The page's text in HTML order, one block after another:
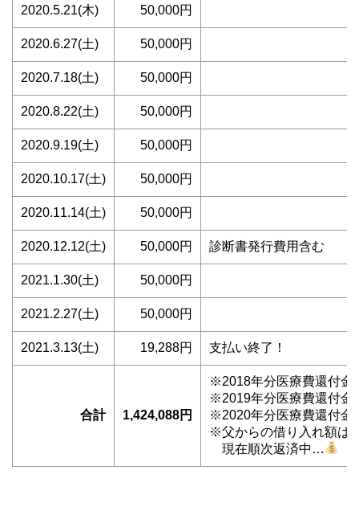
2020.5.21(木) 50,000円
2020.6.27(土) 50,000円
2020.7.18(土) 50,000円
2020.8.22(土) 50,000円
2020.9.19(土) 50,000円
2020.10.17(土) 50,000円
2020.11.14(土) 50,000円
2020.12.12(土) 50,000円 診断書発行費用含む
2021.1.30(土) 50,000円
2021.2.27(土) 50,000円
2021.3.13(土) 19,288円 支払い終了！
合計 1,424,088円
※2018年分医療費還付金
※2019年分医療費還付
※2020年分医療費還付金
※父からの借り入れ額は
現在順次返済中…